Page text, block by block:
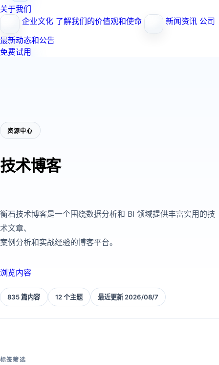
关于我们
企业文化 了解我们的价值观和使命 新闻资讯 公司
最新动态和公告
免费试用
资源中心
技术博客
衡石技术博客是一个围绕数据分析和 BI 领域提供丰富实用的技
术文章、
案例分析和实战经验的博客平台。
浏览内容
835 篇内容 12 个主题 最近更新 2026/08/7
标签筛选